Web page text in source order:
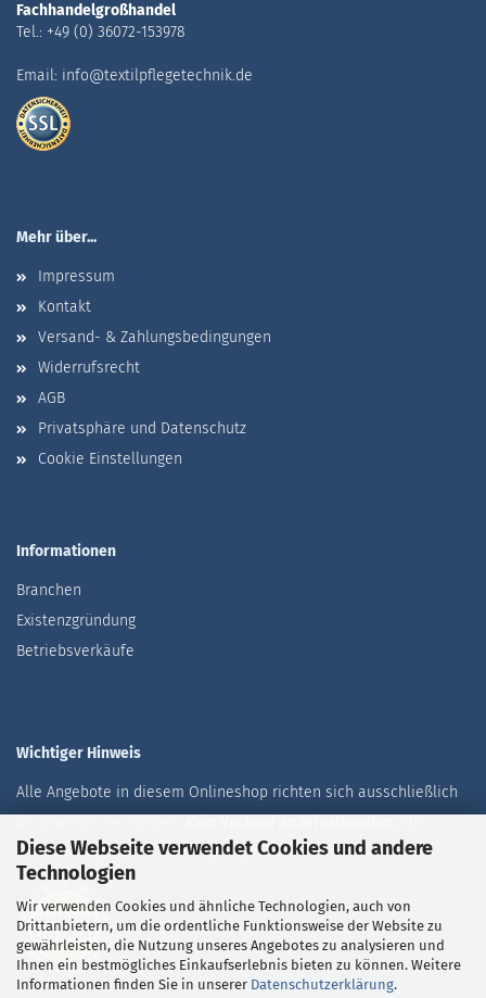
Diese Webseite verwendet Cookies und andere
Technologien
Wir verwenden Cookies und ähnliche Technologien, auch von
Drittanbietern, um die ordentliche Funktionsweise der Website zu
gewährleisten, die Nutzung unseres Angebotes zu analysieren und
Ihnen ein bestmögliches Einkaufserlebnis bieten zu können. Weitere
Informationen finden Sie in unserer Datenschutzerklärung.
Fachhandelgroßhandel
Tel.: +49 (0) 36072-153978
Email: info@textilpflegetechnik.de
Mehr über...
Impressum
Kontakt
Versand- & Zahlungsbedingungen
Widerrufsrecht
AGB
Privatsphäre und Datenschutz
Cookie Einstellungen
Informationen
Branchen
Existenzgründung
Betriebsverkäufe
Wichtiger Hinweis
Alle Angebote in diesem Onlineshop richten sich ausschließlich
Preise zuzüglich der aktuell gültigen Mehrwertsteuer.